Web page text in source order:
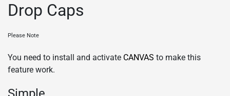
Drop Caps
Please Note
You need to install and activate CANVAS to make this
feature work.